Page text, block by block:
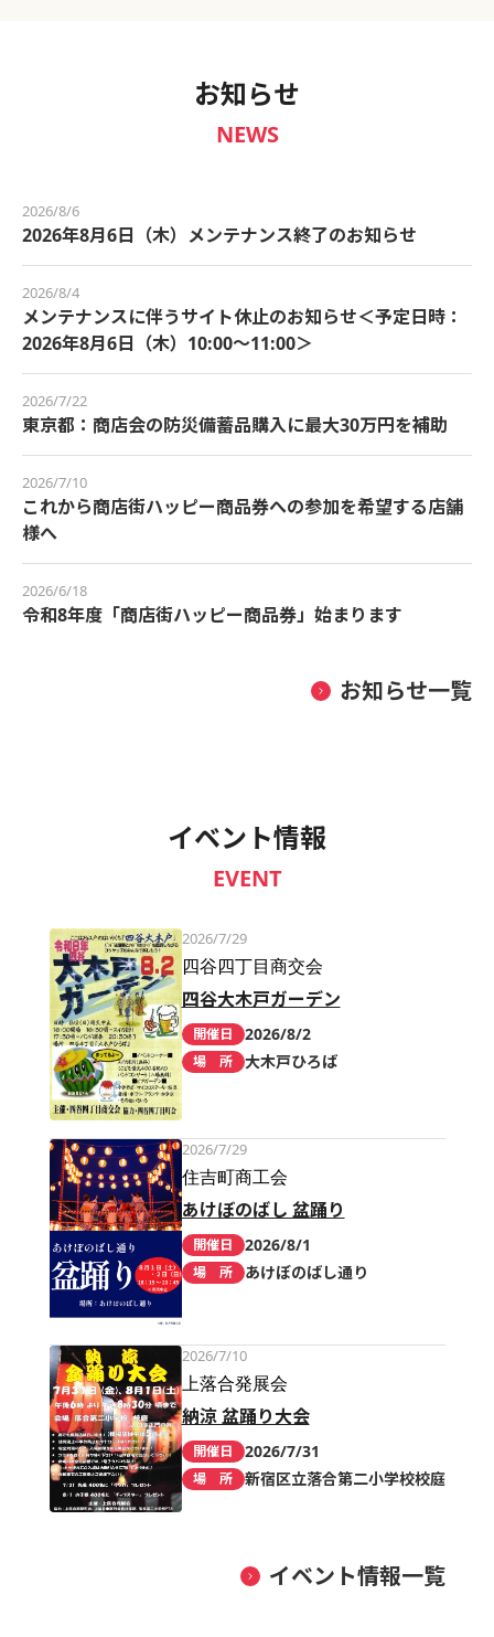
お知らせ
NEWS
2026/8/6
2026年8月6日（木）メンテナンス終了のお知らせ
2026/8/4
メンテナンスに伴うサイト休止のお知らせ＜予定日時：
2026年8月6日（木）10:00～11:00＞
2026/7/22
東京都：商店会の防災備蓄品購入に最大30万円を補助
2026/7/10
これから商店街ハッピー商品券への参加を希望する店舗
様へ
2026/6/18
令和8年度「商店街ハッピー商品券」始まります
お知らせ一覧
イベント情報
EVENT
2026/7/29
四谷四丁目商交会
四谷大木戸ガーデン
開催日 2026/8/2
場 所 大木戸ひろば
2026/7/29
住吉町商工会
あけぼのばし 盆踊り
開催日 2026/8/1
場 所 あけぼのばし通り
2026/7/10
上落合発展会
納涼 盆踊り大会
開催日 2026/7/31
場 所 新宿区立落合第二小学校校庭
イベント情報一覧